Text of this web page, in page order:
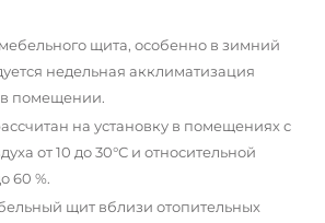
щита, особенно в зимний
недельная акклиматизация
помещении.
на установку в помещениях с
от 10 до 30°С и относительной
60 %.
щит вблизи отопительных